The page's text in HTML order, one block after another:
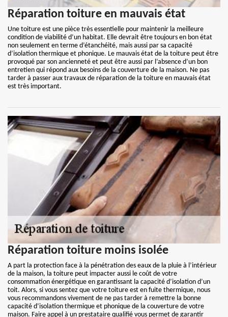
Réparation toiture en mauvais état
Une toiture est une pièce très essentielle pour maintenir la meilleure
condition de viabilité d’un habitat. Elle devrait être toujours en bon état
non seulement en terme d’étanchéité, mais aussi par sa capacité
d’isolation thermique et phonique. Le mauvais état de la toiture peut être
provoqué par son ancienneté et peut être aussi par l’absence d’un bon
entretien qui répond aux besoins de la couverture de la maison. Ne pas
tarder à passer aux travaux de réparation de la toiture en mauvais état
est très important.
Réparation toiture moins isolée
A part la protection face à la pénétration des eaux de la pluie à l’intérieur
de la maison, la toiture peut impacter aussi le coût de votre
consommation énergétique en garantissant la capacité d’isolation d’un
toit. Alors, si vous sentez que votre toiture est en fuite thermique, nous
vous recommandons vivement de ne pas tarder à remettre la bonne
capacité d’isolation thermique et phonique de la couverture de votre
maison. Faire appel à un prestataire qualifié vous permet de garantir